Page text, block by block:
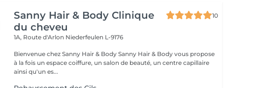
Sanny Hair & Body Clinique
du cheveu
10
1A, Route d'Arlon Niederfeulen L-9176
Bienvenue chez Sanny Hair & Body Sanny Hair & Body vous propose
à la fois un espace coiffure, un salon de beauté, un centre capillaire
ainsi qu'un es...